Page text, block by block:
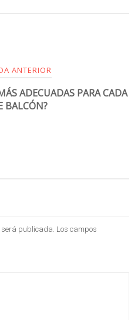
ANTERIOR
ADECUADAS PARA CADA
BALCÓN?
será publicada. Los campos